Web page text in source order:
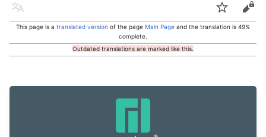
Language Watch Edit
This page is a translated version of the page Main Page and the translation is 49%
complete.
Outdated translations are marked like this.